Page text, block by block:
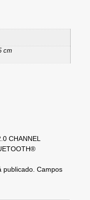
cm
CHANNEL
Campos